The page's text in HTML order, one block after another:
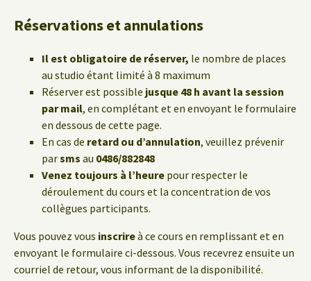
Réservations et annulations
Il est obligatoire de réserver, le nombre de places
au studio étant limité à 8 maximum
Réserver est possible jusque 48 h avant la session
par mail, en complétant et en envoyant le formulaire
en dessous de cette page.
En cas de retard ou d’annulation, veuillez prévenir
parsms au 0486/882848
Venez toujours à l’heure pour respecter le
déroulement du cours et la concentration de vos
collègues participants.
Vous pouvez vous inscrireà ce cours en remplissant et en
envoyant le formulaire ci-dessous. Vous recevrez ensuite un
courriel de retour, vous informant de la disponibilité.